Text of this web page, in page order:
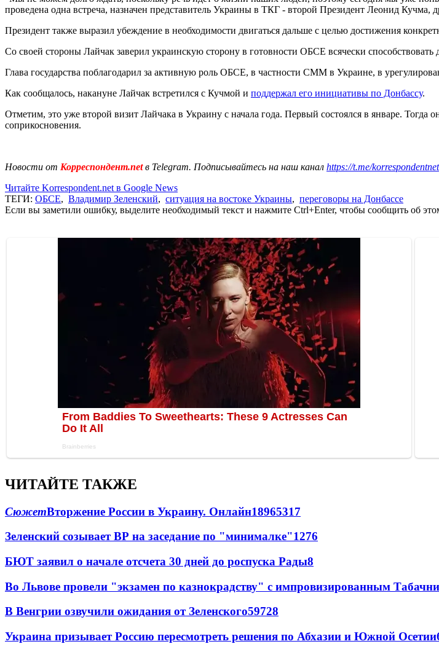
проведена одна встреча, назначен представитель Украины в ТКГ - второй Президент Леонид Кучма,
Президент также выразил убеждение в необходимости двигаться дальше с целью достижения
Со своей стороны Лайчак заверил украинскую сторону в готовности ОБСЕ всячески
Глава государства поблагодарил за активную роль ОБСЕ, в частности СММ в Украине, в
Как сообщалось, накануне Лайчак встретился с Кучмой и поддержал его инициативы по Донбассу.
Отметим, это уже второй визит Лайчака в Украину с начала года. Первый состоялся в январе. Тогда
соприкосновения.
Новости от Корреспондент.netв Telegram. Подписывайтесь на наш канал https://t.me/korrespondentnet
Читайте Korrespondent.net в Google News
ТЕГИ: ОБСЕ, Владимир Зеленский, ситуация на востоке Украины, переговоры на Донбассе
Если вы заметили ошибку, выделите необходимый текст и нажмите Ctrl+Enter, чтобы сообщить об
ЧИТАЙТЕ ТАКЖЕ
СюжетВторжение России в Украину. Онлайн18965317
Зеленский созывает ВР на заседание по "минималке"1276
БЮТ заявил о начале отсчета 30 дней до роспуска Рады8
Во Львове провели "экзамен по казнокрадству" с импровизированным
В Венгрии озвучили ожидания от Зеленского59728
Украина призывает Россию пересмотреть решения по Абхазии и Южной Осетии